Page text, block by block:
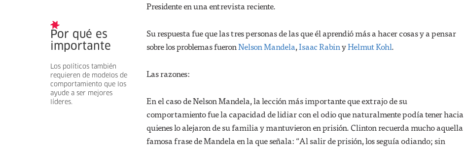
Por qué es
importante
Los políticos también
requieren de modelos de
comportamiento que los
ayude a ser mejores
líderes.
Presidente en una entrevista reciente.
Su respuesta fue que las tres personas de las que él aprendió más a hacer cosas y a pensar
sobre los problemas fueronNelson Mandela,Isaac RabinyHelmut Kohl.
Las razones:
En el caso de Nelson Mandela, la lección más importante que extrajo de su
comportamiento fue la capacidad de lidiar con el odio que naturalmente podía tener hacia
quienes lo alejaron de su familia y mantuvieron en prisión. Clinton recuerda mucho aquella
famosa frase de Mandela en la que señala: “Al salir de prisión, los seguía odiando; sin